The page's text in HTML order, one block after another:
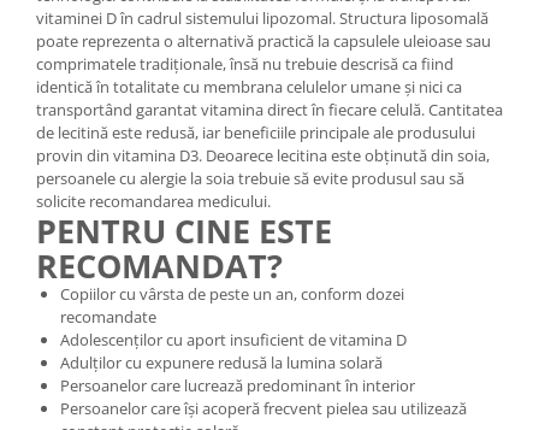
vitaminei D în cadrul sistemului lipozomal. Structura liposomală
poate reprezenta o alternativă practică la capsulele uleioase sau
comprimatele tradiționale, însă nu trebuie descrisă ca fiind
identică în totalitate cu membrana celulelor umane și nici ca
transportând garantat vitamina direct în fiecare celulă. Cantitatea
de lecitină este redusă, iar beneficiile principale ale produsului
provin din vitamina D3. Deoarece lecitina este obținută din soia,
persoanele cu alergie la soia trebuie să evite produsul sau să
solicite recomandarea medicului.
PENTRU CINE ESTE
RECOMANDAT?
Copiilor cu vârsta de peste un an, conform dozei
recomandate
Adolescenților cu aport insuficient de vitamina D
Adulților cu expunere redusă la lumina solară
Persoanelor care lucrează predominant în interior
Persoanelor care își acoperă frecvent pielea sau utilizează